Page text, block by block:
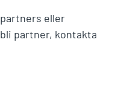
eller
partner, kontakta